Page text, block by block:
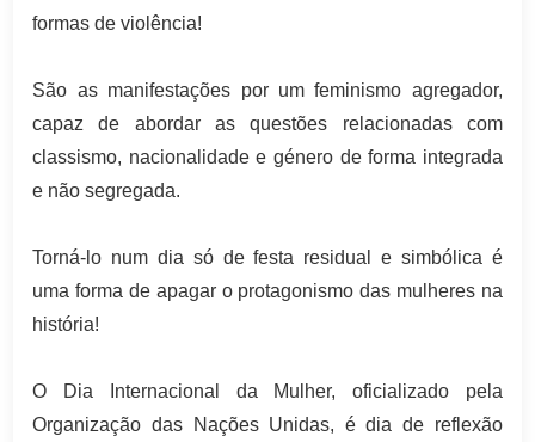
formas de violência!
São as manifestações por um feminismo agregador,
capaz de abordar as questões relacionadas com
classismo, nacionalidade e género de forma integrada
e não segregada.
Torná-lo num dia só de festa residual e simbólica é
uma forma de apagar o protagonismo das mulheres na
história!
O Dia Internacional da Mulher, oficializado pela
Organização das Nações Unidas, é dia de reflexão